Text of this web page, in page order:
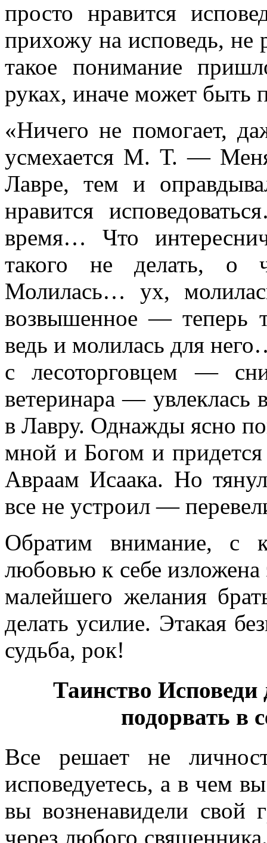
просто нравится
прихожу на исповедь, не
такое понимание
руках, иначе может быть
«Ничего не помогает,
усмехается М. Т. —
Лавре, тем и
нравится
время… Что
такого не делать, о
Молилась… ух,
возвышенное — теперь
ведь и молилась для
с лесоторговцем —
ветеринара — увлеклась
в Лавру. Однажды ясно
мной и Богом и придется
Авраам Исаака. Но
все не устроил —
Обратим внимание, с
любовью к себе
малейшего желания
делать усилие. Этакая
судьба, рок!
Таинство
подорвать в
Все решает не
исповедуетесь, а в чем
вы возненавидели свой
через любого